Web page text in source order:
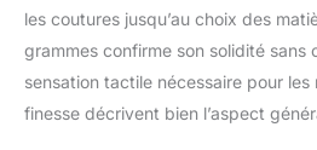
les coutures jusqu’au choix des
grammes confirme son solidité sans
sensation tactile nécessaire pour
finesse décrivent bien l’aspect